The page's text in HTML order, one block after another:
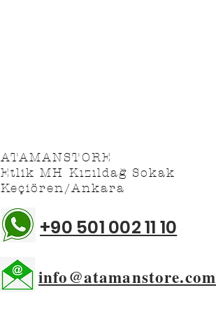
ATAMANSTORE
Etlik MH Kızıldağ Sokak
Keçiören/Ankara
+90 501 002 11 10
info@atamanstore.com